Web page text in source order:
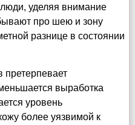
уделяя внимание
про шею и зону
разнице в состоянии
претерпевает
выработка
уровень
более уязвимой к